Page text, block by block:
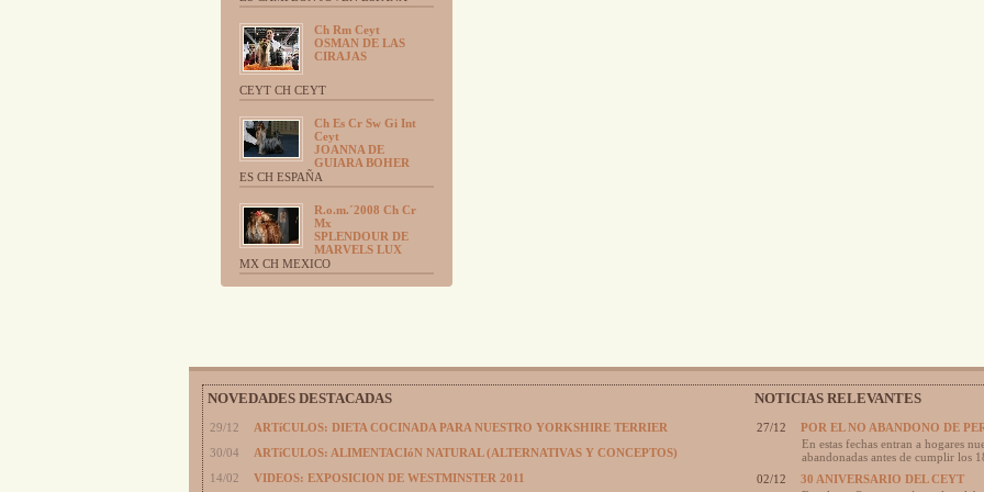
Ch Rm Ceyt
OSMAN DE LAS
CIRAJAS
CEYT CH CEYT
Ch Es Cr Sw Gi Int
Ceyt
JOANNA DE
GUIARA BOHER
ES CH ESPAÑA
R.o.m.´2008 Ch Cr
Mx
SPLENDOUR DE
MARVELS LUX
MX CH MEXICO
NOVEDADES DESTACADAS
29/12
ARTíCULOS: DIETA COCINADA PARA NUESTRO YORKSHIRE TERRIER
30/04
ARTíCULOS: ALIMENTACIóN NATURAL (ALTERNATIVAS Y CONCEPTOS)
14/02
VIDEOS: EXPOSICION DE WESTMINSTER 2011
NOTICIAS RELEVANTES
27/12
POR EL NO ABANDONO DE
En estas fechas entran a hogares
abandonadas antes de cumplir los
02/12
30 ANIVERSARIO DEL CEYT